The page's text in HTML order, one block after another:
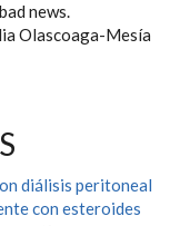
news.
Olascoaga-Mesía
diálisis peritoneal
con esteroides